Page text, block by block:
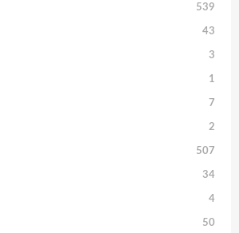
539
43
3
1
7
2
507
34
4
50